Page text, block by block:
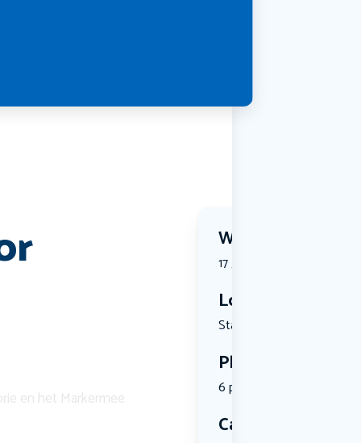
Wanneer?
17 July 2026 | 11:00
Locatie
Stationswe...
Plekken
6 plekken beschikbaar
Categorie
en het Markermee